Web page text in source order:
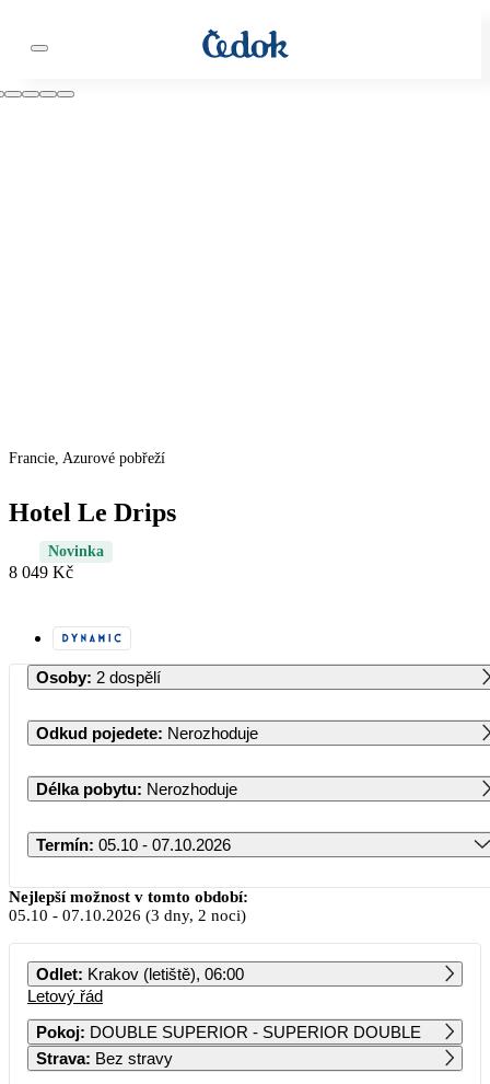
Francie, Azurové pobřeží
Hotel Le Drips
Novinka
8 049 Kč
Osoby: 2 dospělí
Odkud pojedete: Nerozhoduje
Délka pobytu: Nerozhoduje
Termín: 05.10 - 07.10.2026
Říjen 2026
PO ÚT ST ČT PÁ SO NE
3 629 3 629 3 629 3 629
5 6
Nejlepší možnost v tomto období:
05.10 - 07.10.2026 (3 dny, 2 noci)
Odlet: Krakov (letiště), 06:00
Letový řád
Pokoj: DOUBLE SUPERIOR - SUPERIOR DOUBLE
Strava: Bez stravy